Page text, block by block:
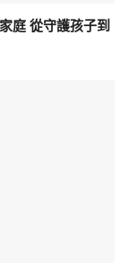
庭 從守護孩子到